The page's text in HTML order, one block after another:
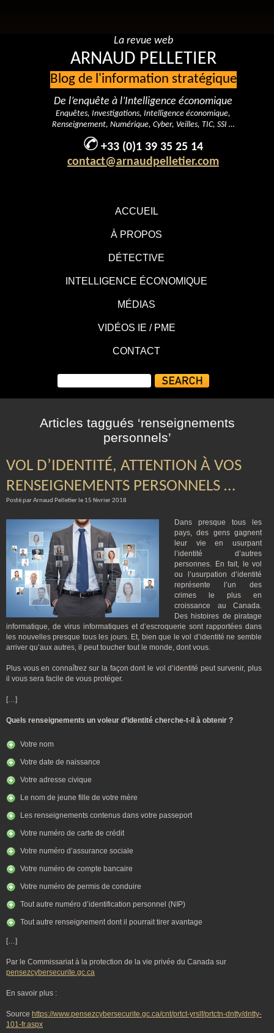
ACCUEIL
À PROPOS
DÉTECTIVE
INTELLIGENCE ÉCONOMIQUE
MÉDIAS
VIDÉOS IE / PME
CONTACT
La revue web
ARNAUD PELLETIER
Blog de l'information stratégique
De l’enquête à l’Intelligence économique
Enquêtes, Investigations, Intelligence économique,
Renseignement, Numérique, Cyber, Veilles, TIC, SSI …
+33 (0)1 39 35 25 14
contact@arnaudpelletier.com
Articles taggués ‘renseignements
personnels’
VOL D’IDENTITÉ, ATTENTION À VOS
RENSEIGNEMENTS PERSONNELS …
Posté par Arnaud Pelletier le 15 février 2018
Dans presque tous les
pays, des gens gagnent
leur vie en usurpant
l’identité d’autres
personnes. En fait, le vol
ou l’usurpation d’identité
représente l’un des
crimes le plus en
croissance au Canada.
Des histoires de piratage
informatique, de virus informatiques et d’escroquerie sont rapportées dans
les nouvelles presque tous les jours. Et, bien que le vol d’identité ne semble
arriver qu’aux autres, il peut toucher tout le monde, dont vous.
Plus vous en connaîtrez sur la façon dont le vol d’identité peut survenir, plus
il vous sera facile de vous protéger.
[…]
Quels renseignements un voleur d’identité cherche-t-il à obtenir ?
Votre nom
Votre date de naissance
Votre adresse civique
Le nom de jeune fille de votre mère
Les renseignements contenus dans votre passeport
Votre numéro de carte de crédit
Votre numéro d’assurance sociale
Votre numéro de compte bancaire
Votre numéro de permis de conduire
Tout autre numéro d’identification personnel (NIP)
Tout autre renseignement dont il pourrait tirer avantage
[…]
Par le Commissariat à la protection de la vie privée du Canada sur
pensezcybersecurite.gc.ca
En savoir plus :
Source https://www.pensezcybersecurite.gc.ca/cnt/prtct-yrslf/prtctn-dntty/dntty-
101-fr.aspx